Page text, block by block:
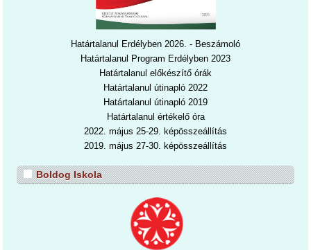
Határtalanul Erdélyben 2026. - Beszámoló
Határtalanul Program Erdélyben 2023
Határtalanul előkészítő órák
Határtalanul útinapló 2022
Határtalanul útinapl ó 2019
Határtalanul értékelő óra
2022. május 25-29. képösszeállítás
2019. május 27-30. képösszeállítás
Boldog Iskola